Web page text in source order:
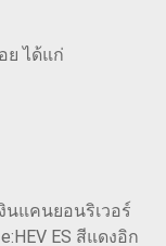
ย ได้แก่
นแคนยอนริเวอร์
ES สีแดงอิก